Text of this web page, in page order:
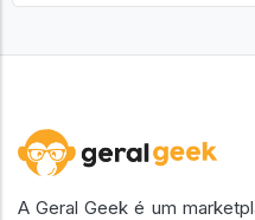
A Geral Geek é um